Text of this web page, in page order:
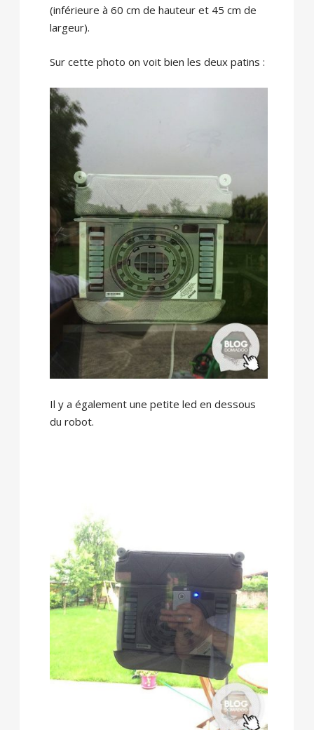
(inférieure à 60 cm de hauteur et 45 cm de
largeur).
Sur cette photo on voit bien les deux patins :
Il y a également une petite led en dessous
du robot.